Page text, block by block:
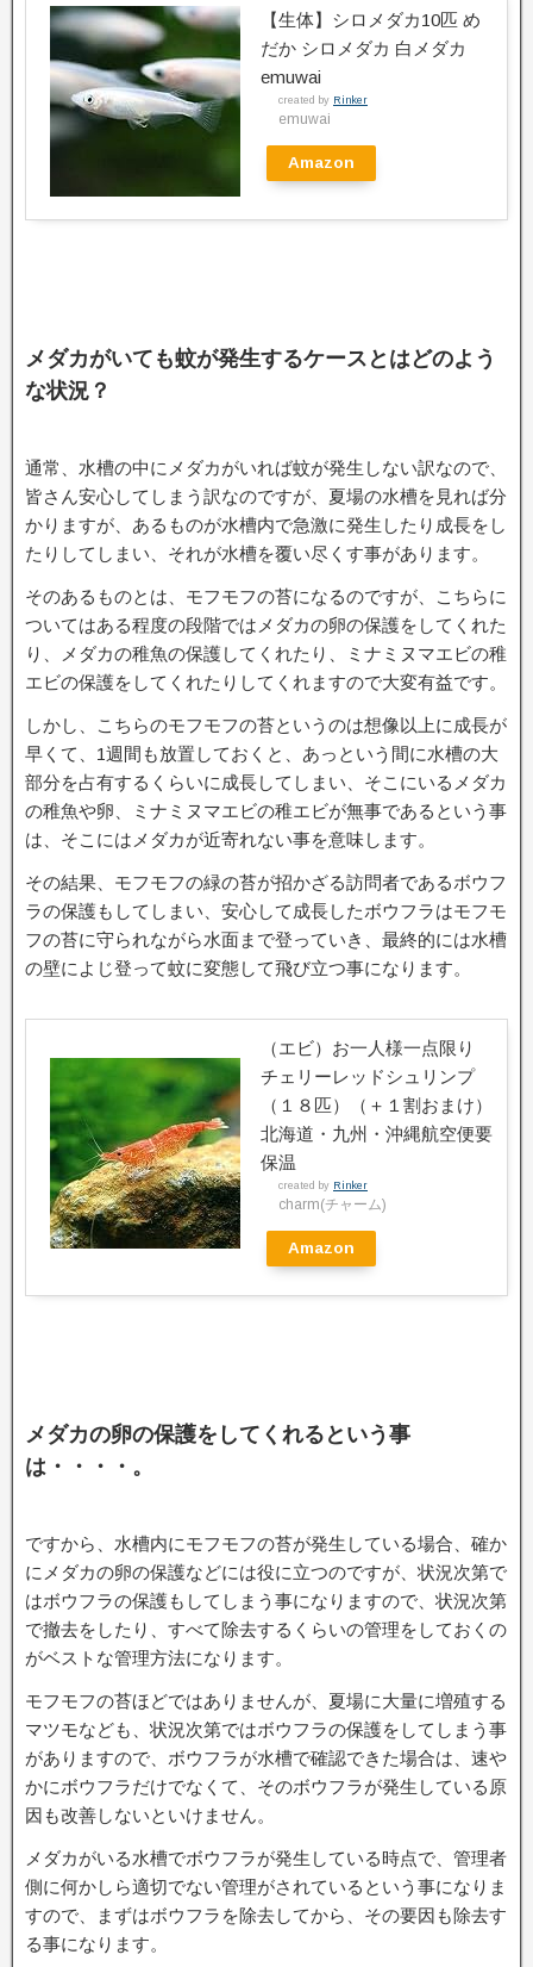
【生体】シロメダカ10匹 め
だか シロメダカ 白メダカ
emuwai
created by Rinker
emuwai
Amazon
メダカがいても蚊が発生するケースとはどのよう
な状況？
通常、水槽の中にメダカがいれば蚊が発生しない訳なので、
皆さん安心してしまう訳なのですが、夏場の水槽を見れば分
かりますが、あるものが水槽内で急激に発生したり成長をし
たりしてしまい、それが水槽を覆い尽くす事があります。
そのあるものとは、モフモフの苔になるのですが、こちらに
ついてはある程度の段階ではメダカの卵の保護をしてくれた
り、メダカの稚魚の保護してくれたり、ミナミヌマエビの稚
エビの保護をしてくれたりしてくれますので大変有益です。
しかし、こちらのモフモフの苔というのは想像以上に成長が
早くて、1週間も放置しておくと、あっという間に水槽の大
部分を占有するくらいに成長してしまい、そこにいるメダカ
の稚魚や卵、ミナミヌマエビの稚エビが無事であるという事
は、そこにはメダカが近寄れない事を意味します。
その結果、モフモフの緑の苔が招かざる訪問者であるボウフ
ラの保護もしてしまい、安心して成長したボウフラはモフモ
フの苔に守られながら水面まで登っていき、最終的には水槽
の壁によじ登って蚊に変態して飛び立つ事になります。
（エビ）お一人様一点限り
チェリーレッドシュリンプ
（１８匹）（＋１割おまけ）
北海道・九州・沖縄航空便要
保温
created by Rinker
charm(チャーム)
Amazon
メダカの卵の保護をしてくれるという事
は・・・・。
ですから、水槽内にモフモフの苔が発生している場合、確か
にメダカの卵の保護などには役に立つのですが、状況次第で
はボウフラの保護もしてしまう事になりますので、状況次第
で撤去をしたり、すべて除去するくらいの管理をしておくの
がベストな管理方法になります。
モフモフの苔ほどではありませんが、夏場に大量に増殖する
マツモなども、状況次第ではボウフラの保護をしてしまう事
がありますので、ボウフラが水槽で確認できた場合は、速や
かにボウフラだけでなくて、そのボウフラが発生している原
因も改善しないといけません。
メダカがいる水槽でボウフラが発生している時点で、管理者
側に何かしら適切でない管理がされているという事になりま
すので、まずはボウフラを除去してから、その要因も除去す
る事になります。